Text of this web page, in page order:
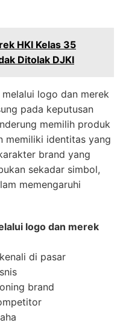
HKI Kelas 35
Ditolak DJKI
logo dan merek
pada keputusan
memilih produk
memiliki identitas yang
brand yang
sekadar simbol,
memengaruhi
logo dan merek
di pasar
brand